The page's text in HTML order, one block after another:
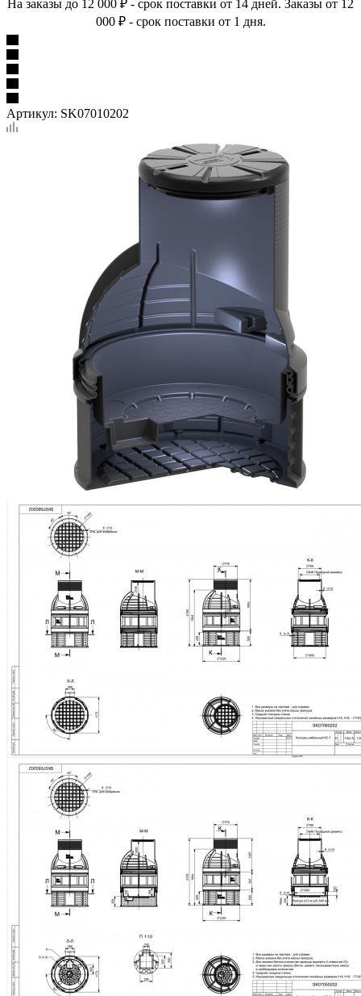
На заказы до 12 000 ₽ - срок поставки от 14 дней. Заказы от 12
000 ₽ - срок поставки от 1 дня.
Артикул: SK07010202